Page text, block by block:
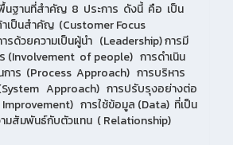
ที่สำคัญ 8 ประการ ดังนี้ คือ เป็น
เป็นสำคัญ (Customer Focus
รด้วยความเป็นผู้นำ (Leadership) การมี
(Involvement of people) การดำเนิน
การ (Process Approach) การบริหาร
Approach) การปรับรุงอย่างต่อ
การใช้ข้อมูล (Data) ที่เป็น
มสัมพันธ์กับตัวแทน ( Relationship)